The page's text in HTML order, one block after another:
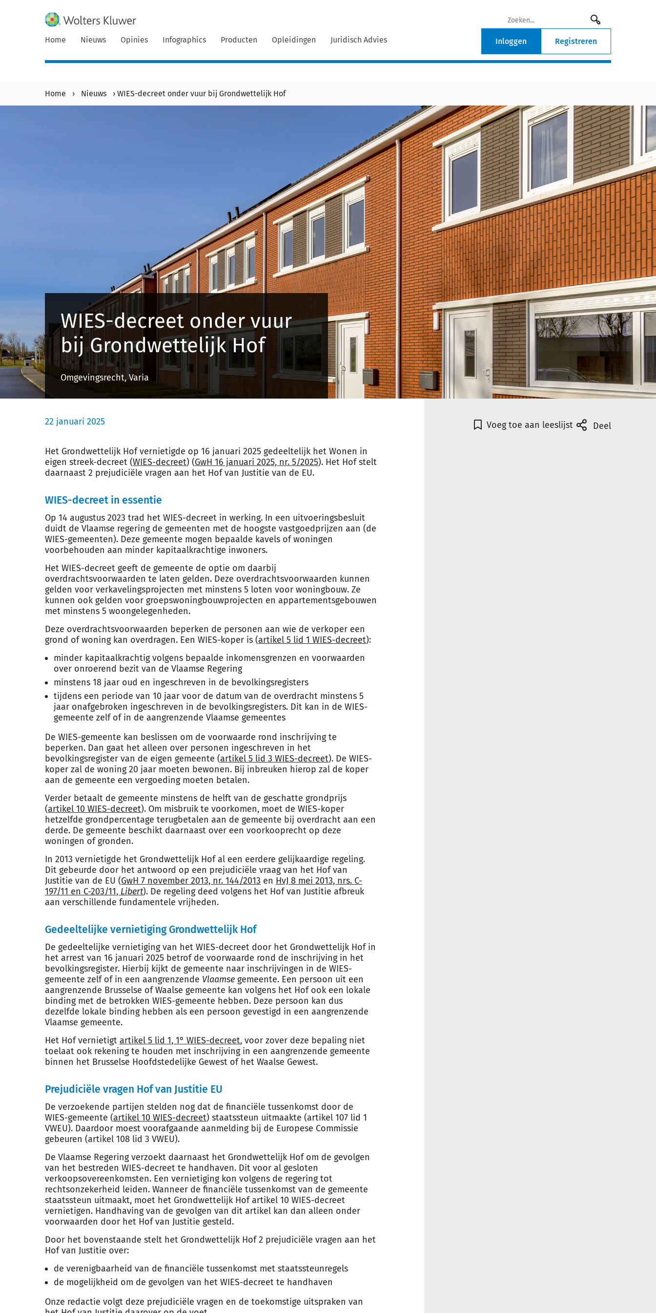
Home Nieuws Opinies Infographics Producten Opleidingen Juridisch Advies Inloggen Registreren
Home › Nieuws › WIES-decreet onder vuur bij Grondwettelijk Hof
WIES-decreet onder vuur
bij Grondwettelijk Hof
Omgevingsrecht, Varia
22 januari 2025
Het Grondwettelijk Hof vernietigde op 16 januari 2025 gedeeltelijk het Wonen in
eigen streek-decreet (WIES-decreet) (GwH 16 januari 2025, nr. 5/2025). Het Hof stelt
daarnaast 2 prejudiciële vragen aan het Hof van Justitie van de EU.
WIES-decreet in essentie
Op 14 augustus 2023 trad het WIES-decreet in werking. In een uitvoeringsbesluit
duidt de Vlaamse regering de gemeenten met de hoogste vastgoedprijzen aan (de
WIES-gemeenten). Deze gemeente mogen bepaalde kavels of woningen
voorbehouden aan minder kapitaalkrachtige inwoners.
Het WIES-decreet geeft de gemeente de optie om daarbij
overdrachtsvoorwaarden te laten gelden. Deze overdrachtsvoorwaarden kunnen
gelden voor verkavelingsprojecten met minstens 5 loten voor woningbouw. Ze
kunnen ook gelden voor groepswoningbouwprojecten en appartementsgebouwen
met minstens 5 woongelegenheden.
Deze overdrachtsvoorwaarden beperken de personen aan wie de verkoper een
grond of woning kan overdragen. Een WIES-koper is (artikel 5 lid 1 WIES-decreet):
minder kapitaalkrachtig volgens bepaalde inkomensgrenzen en voorwaarden
over onroerend bezit van de Vlaamse Regering
minstens 18 jaar oud en ingeschreven in de bevolkingsregisters
tijdens een periode van 10 jaar voor de datum van de overdracht minstens 5
jaar onafgebroken ingeschreven in de bevolkingsregisters. Dit kan in de WIES-
gemeente zelf of in de aangrenzende Vlaamse gemeentes
De WIES-gemeente kan beslissen om de voorwaarde rond inschrijving te
beperken. Dan gaat het alleen over personen ingeschreven in het
bevolkingsregister van de eigen gemeente (artikel 5 lid 3 WIES-decreet). De WIES-
koper zal de woning 20 jaar moeten bewonen. Bij inbreuken hierop zal de koper
aan de gemeente een vergoeding moeten betalen.
Verder betaalt de gemeente minstens de helft van de geschatte grondprijs
(artikel 10 WIES-decreet). Om misbruik te voorkomen, moet de WIES-koper
hetzelfde grondpercentage terugbetalen aan de gemeente bij overdracht aan een
derde. De gemeente beschikt daarnaast over een voorkooprecht op deze
woningen of gronden.
In 2013 vernietigde het Grondwettelijk Hof al een eerdere gelijkaardige regeling.
Dit gebeurde door het antwoord op een prejudiciële vraag van het Hof van
Justitie van de EU (GwH 7 november 2013, nr. 144/2013 en HvJ 8 mei 2013, nrs. C-
197/11 en C-203/11, Libert). De regeling deed volgens het Hof van Justitie afbreuk
aan verschillende fundamentele vrijheden.
Gedeeltelijke vernietiging Grondwettelijk Hof
De gedeeltelijke vernietiging van het WIES-decreet door het Grondwettelijk Hof in
het arrest van 16 januari 2025 betrof de voorwaarde rond de inschrijving in het
bevolkingsregister. Hierbij kijkt de gemeente naar inschrijvingen in de WIES-
gemeente zelf of in een aangrenzende Vlaamse gemeente. Een persoon uit een
aangrenzende Brusselse of Waalse gemeente kan volgens het Hof ook een lokale
binding met de betrokken WIES-gemeente hebben. Deze persoon kan dus
dezelfde lokale binding hebben als een persoon gevestigd in een aangrenzende
Vlaamse gemeente.
Het Hof vernietigt artikel 5 lid 1, 1° WIES-decreet, voor zover deze bepaling niet
toelaat ook rekening te houden met inschrijving in een aangrenzende gemeente
binnen het Brusselse Hoofdstedelijke Gewest of het Waalse Gewest.
Prejudiciële vragen Hof van Justitie EU
De verzoekende partijen stelden nog dat de financiële tussenkomst door de
WIES-gemeente (artikel 10 WIES-decreet) staatssteun uitmaakte (artikel 107 lid 1
VWEU). Daardoor moest voorafgaande aanmelding bij de Europese Commissie
gebeuren (artikel 108 lid 3 VWEU).
De Vlaamse Regering verzoekt daarnaast het Grondwettelijk Hof om de gevolgen
van het bestreden WIES-decreet te handhaven. Dit voor al gesloten
verkoopsovereenkomsten. Een vernietiging kon volgens de regering tot
rechtsonzekerheid leiden. Wanneer de financiële tussenkomst van de gemeente
staatssteun uitmaakt, moet het Grondwettelijk Hof artikel 10 WIES-decreet
vernietigen. Handhaving van de gevolgen van dit artikel kan dan alleen onder
voorwaarden door het Hof van Justitie gesteld.
Door het bovenstaande stelt het Grondwettelijk Hof 2 prejudiciële vragen aan het
Hof van Justitie over:
de verenigbaarheid van de financiële tussenkomst met staatssteunregels
de mogelijkheid om de gevolgen van het WIES-decreet te handhaven
Onze redactie volgt deze prejudiciële vragen en de toekomstige uitspraken van
Voeg toe aan leeslijst Deel